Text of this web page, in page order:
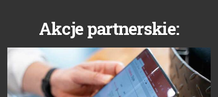
Akcje partnerskie: